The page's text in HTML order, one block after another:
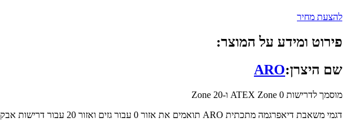
להצעת מחיר
פירוט ומידע על המוצר:
שם היצרן:ARO
מוסמך לדרישות ATEX Zone 0 ו-Zone 20
דגמי משאבת דיאפרגמה מתכתית ARO תואמים את אזור 0 עבור גזים ואזור 20 עבור דרישות אבק. הם אושרו על ידי מעבדה עצמאית לדרישות ATEX המחמירות ביותר.